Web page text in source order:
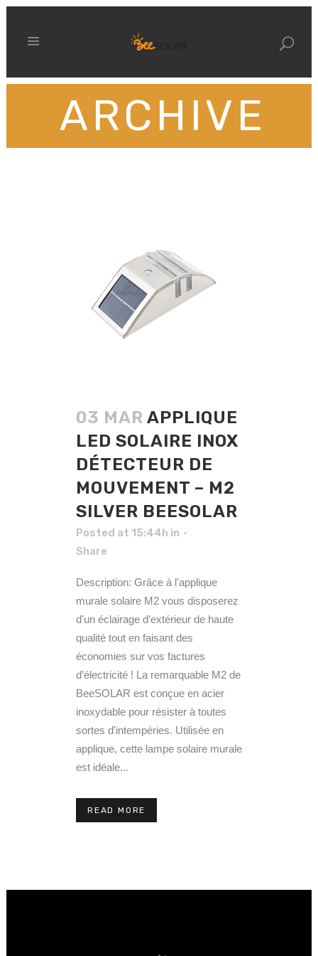
ARCHIVE
03 MAR APPLIQUE
LED SOLAIRE INOX
DÉTECTEUR DE
MOUVEMENT – M2
SILVER BEESOLAR
Posted at 15:44h in
Share
Description: Grâce à l'applique
murale solaire M2 vous disposerez
d'un éclairage d’extérieur de haute
qualité tout en faisant des
économies sur vos factures
d’électricité ! La remarquable M2 de
BeeSOLAR est conçue en acier
inoxydable pour résister à toutes
sortes d'intempéries. Utilisée en
applique, cette lampe solaire murale
est idéale...
READ MORE